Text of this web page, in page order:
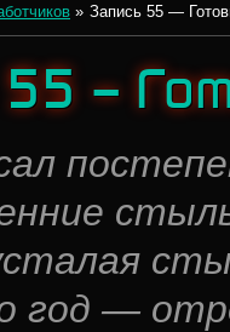
» Запись 55 —
—
год —